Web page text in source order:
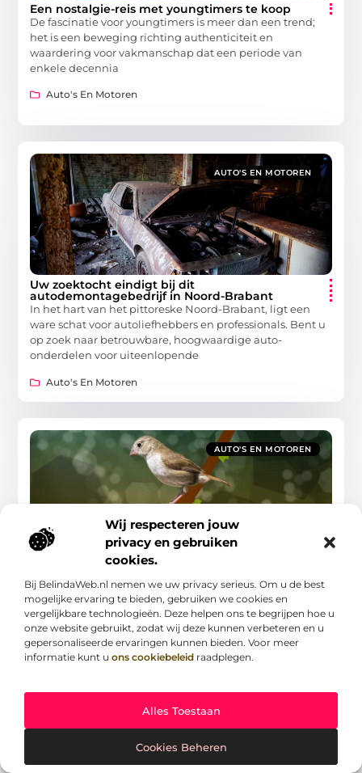
Wij respecteren jouw
privacy en gebruiken
cookies.
Bij BelindaWeb.nl nemen we uw privacy serieus. Om u de best
mogelijke ervaring te bieden, gebruiken we cookies en
vergelijkbare technologieën. Deze helpen ons te begrijpen hoe u
onze website gebruikt, zodat wij deze kunnen verbeteren en u
gepersonaliseerde ervaringen kunnen bieden. Voor meer
informatie kunt u ons cookiebeleid raadplegen.
Alles Toestaan
Cookies Beheren
Een nostalgie-reis met youngtimers te koop
De fascinatie voor youngtimers is meer dan een trend;
het is een beweging richting authenticiteit en
waardering voor vakmanschap dat een periode van
enkele decennia
Auto's En Motoren
AUTO'S EN MOTOREN
Uw zoektocht eindigt bij dit
autodemontagebedrijf in Noord-Brabant
In het hart van het pittoreske Noord-Brabant, ligt een
ware schat voor autoliefhebbers en professionals. Bent u
op zoek naar betrouwbare, hoogwaardige auto-
onderdelen voor uiteenlopende
Auto's En Motoren
AUTO'S EN MOTOREN
Overdekte Elektrische Scooter of Brommobiel
Welkom bij ons, uw betrouwbare bron voor alles wat u
moet weten over het kopen van een overdekte
elektrische scooter of brommobiel. In dit uitgebreide
Auto's En Motoren